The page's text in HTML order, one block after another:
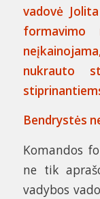
vadovė
formavimo
nukrauto
Bendrystės
Komandos
ne tik
vadybos